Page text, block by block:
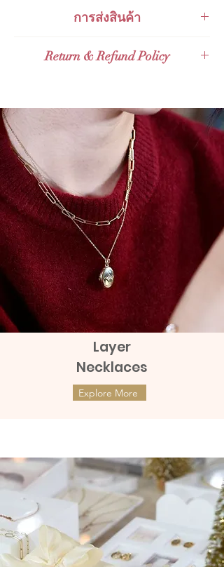
เป็นสร้อยเริ่มต้นของการ Layer necklace
ชั่วโมงหลังจากการรับของ
การส่งสินค้า
ไทย Thailand Post (EMS)ส่งกับไปรษณีย์
Express - คิดเงินเพิ่ม 100 ถึง 150 บาท.
Return & Refund Policy
Full Refund Policy for International
Orders. Given that the product tag
remains with the products
ราคา
THB 8,990.00 ราค
Layer
Necklaces
Explore More